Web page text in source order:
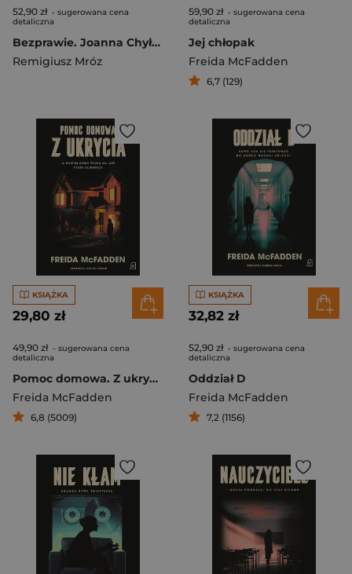
52,90 zł - sugerowana cena
detaliczna
Bezprawie. Joanna Chyłka. Tom 20
Remigiusz Mróz
59,90 zł - sugerowana cena
detaliczna
Jej chłopak
Freida McFadden
6,7 (129)
KSIĄŻKA
29,80 zł
49,90 zł - sugerowana cena
detaliczna
Pomoc domowa. Z ukrycia
Freida McFadden
6,8 (5009)
KSIĄŻKA
32,82 zł
52,90 zł - sugerowana cena
detaliczna
Oddział D
Freida McFadden
7,2 (1156)